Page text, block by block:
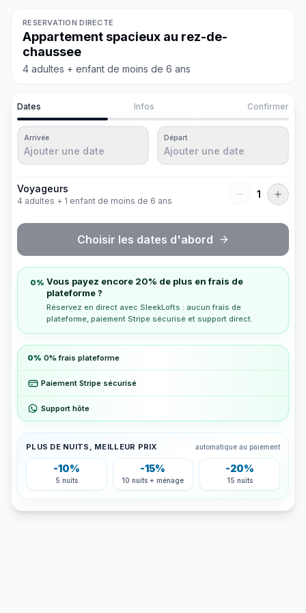
RESERVATION DIRECTE
Appartement spacieux au rez-de-
chaussee
4 adultes + enfant de moins de 6 ans
Dates Infos Confirmer
Arrivée
Ajouter une date
Départ
Ajouter une date
Voyageurs
4 adultes + 1 enfant de moins de 6 ans
1
Choisir les dates d'abord
0% Vous payez encore 20% de plus en frais de
plateforme ?
Réservez en direct avec SleekLofts : aucun frais de
plateforme, paiement Stripe sécurisé et support direct.
0% 0% frais plateforme
Paiement Stripe sécurisé
Support hôte
PLUS DE NUITS, MEILLEUR PRIX automatique au paiement
-10%
5 nuits
-15%
10 nuits + ménage
-20%
15 nuits